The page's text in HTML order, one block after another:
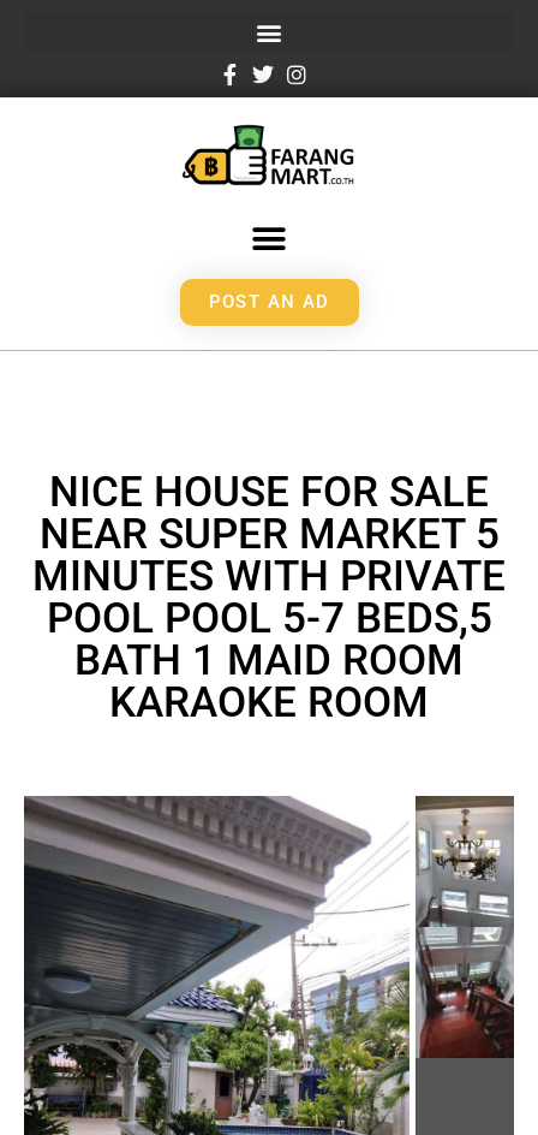
POST AN AD
NICE HOUSE FOR SALE
NEAR SUPER MARKET 5
MINUTES WITH PRIVATE
POOL POOL 5-7 BEDS,5
BATH 1 MAID ROOM
KARAOKE ROOM